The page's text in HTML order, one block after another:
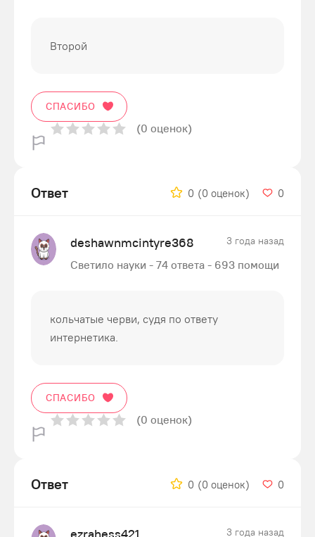
Второй
СПАСИБО
(0 оценок)
Ответ 0 (0 оценок) 0
deshawnmcintyre368 3 года назад
Светило науки - 74 ответа - 693 помощи
кольчатые черви, судя по ответу
интернетика.
СПАСИБО
(0 оценок)
Ответ 0 (0 оценок) 0
3 года назад